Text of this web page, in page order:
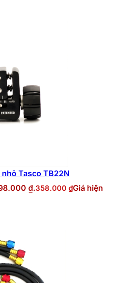
Tasco TB22N
₫.358.000 ₫Giá hiện